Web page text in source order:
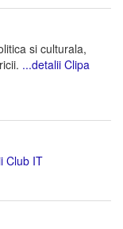
si culturala,
...detalii Clipa
Club IT